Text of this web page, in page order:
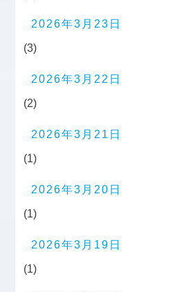
2026年3月23日
(3)
2026年3月22日
(2)
2026年3月21日
(1)
2026年3月20日
(1)
2026年3月19日
(1)